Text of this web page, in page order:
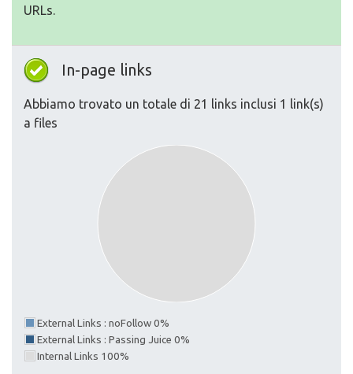
URLs.
In-page links
Abbiamo trovato un totale di 21 links inclusi 1 link(s)
a files
External Links : noFollow 0%
External Links : Passing Juice 0%
Internal Links 100%